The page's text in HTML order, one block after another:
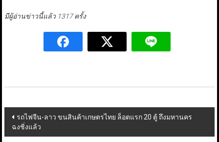
มีผู้อ่านข่าวนี้แล้ว 1317 ครั้ง
Post
navigation
รถไฟจีน-ลาว ขนสินค้าเกษตรไทย ล็อตแรก 20 ตู้ ถึงมหานคร
ฉงชิ่งแล้ว